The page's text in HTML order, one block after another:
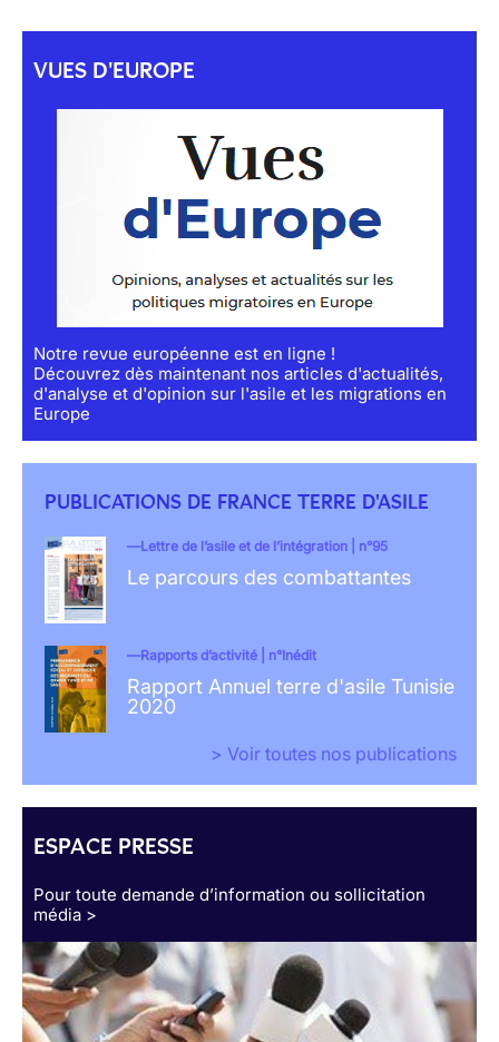
VUES D'EUROPE
Notre revue européenne est en ligne !
Découvrez dès maintenant nos articles d'actualités,
d'analyse et d'opinion sur l'asile et les migrations en
Europe
PUBLICATIONS DE FRANCE TERRE D'ASILE
Lettre de l’asile et de l’intégration | n°95
Le parcours des combattantes
Rapports d’activité | n°Inédit
Rapport Annuel terre d'asile Tunisie
2020
> Voir toutes nos publications
ESPACE PRESSE
Pour toute demande d’information ou sollicitation
média >